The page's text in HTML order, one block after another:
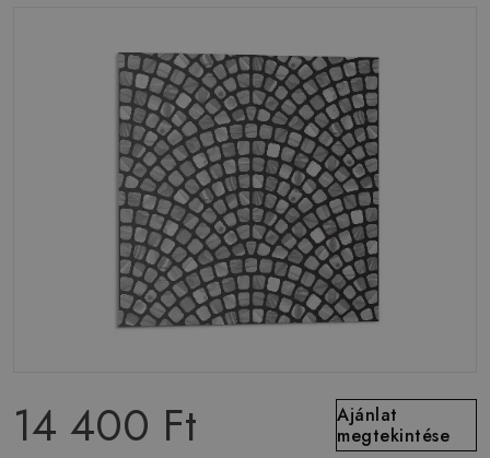
14 400 Ft
Ajánlat
megtekintése